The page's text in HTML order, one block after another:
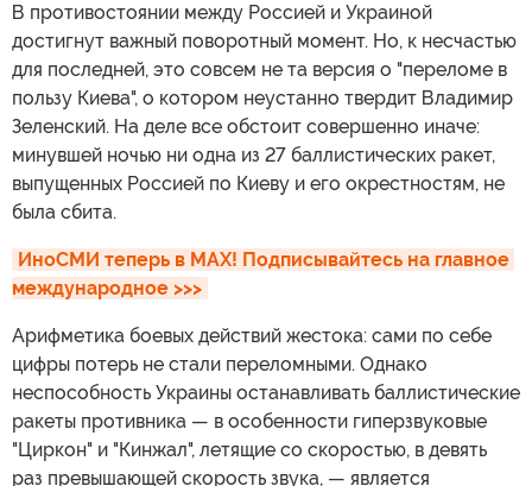
В противостоянии между Россией и Украиной
достигнут важный поворотный момент. Но, к несчастью
для последней, это совсем не та версия о "переломе в
пользу Киева", о котором неустанно твердит Владимир
Зеленский. На деле все обстоит совершенно иначе:
минувшей ночью ни одна из 27 баллистических ракет,
выпущенных Россией по Киеву и его окрестностям, не
была сбита.
ИноСМИ теперь в MAX! Подписывайтесь на главное
международное >>>
Арифметика боевых действий жестока: сами по себе
цифры потерь не стали переломными. Однако
неспособность Украины останавливать баллистические
ракеты противника — в особенности гиперзвуковые
"Циркон" и "Кинжал", летящие со скоростью, в девять
раз превышающей скорость звука, — является